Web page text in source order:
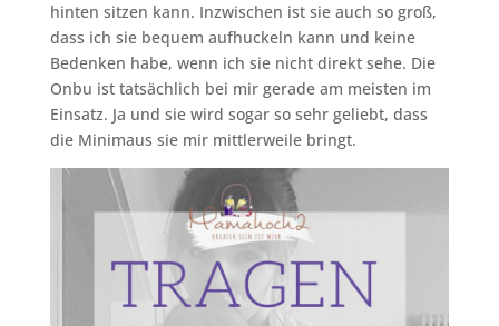
hinten sitzen kann. Inzwischen ist sie auch so groß,
dass ich sie bequem aufhuckeln kann und keine
Bedenken habe, wenn ich sie nicht direkt sehe. Die
Onbu ist tatsächlich bei mir gerade am meisten im
Einsatz. Ja und sie wird sogar so sehr geliebt, dass
die Minimaus sie mir mittlerweile bringt.